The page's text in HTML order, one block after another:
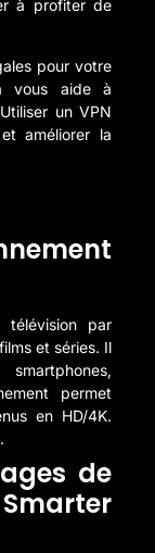
à profiter de
pour votre
vous aide à
un VPN
améliorer la
par
et séries. Il
permet
en HD/4K.
de